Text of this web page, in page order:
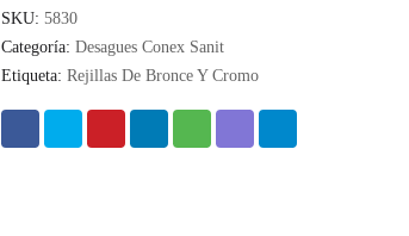
SKU: 5830
Categoría: Desagues Conex Sanit
Etiqueta: Rejillas De Bronce Y Cromo